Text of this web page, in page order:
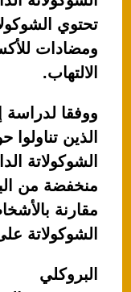
تحتوي
ومضادات
الالتهاب.
ووفقا
الذين
الشوكولاتة
منخفضة من
مقارنة
الشوكولاتة
البروكلي